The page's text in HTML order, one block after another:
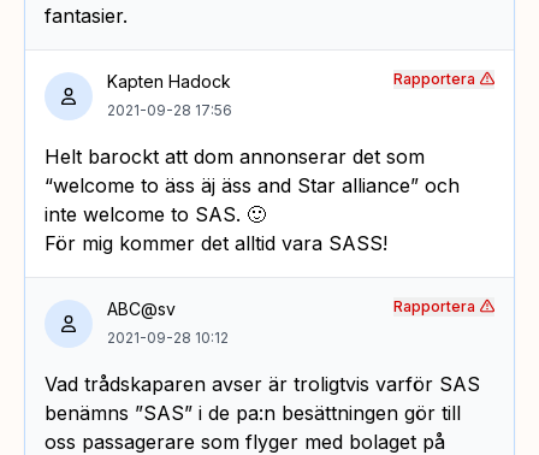
fantasier.
Kapten Hadock
2021-09-28 17:56
Helt barockt att dom annonserar det som
“welcome to äss äj äss and Star alliance” och
inte welcome to SAS. 🙂
För mig kommer det alltid vara SASS!
Rapportera
ABC@sv
2021-09-28 10:12
Vad trådskaparen avser är troligtvis varför SAS
benämns ”SAS” i de pa:n besättningen gör till
oss passagerare som flyger med bolaget på
Rapportera